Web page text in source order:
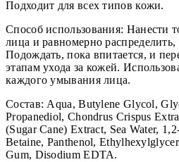
Подходит для всех типов кожи.
Способ использования: Нанести
лица и равномерно распределить,
Подождать, пока впитается, и
этапам ухода за кожей.
каждого умывания лица.
Состав: Aqua, Butylene Glycol,
Propanediol, Chondrus Crispus
(Sugar Cane) Extract, Sea Water,
Betaine, Panthenol,
Gum, Disodium EDTA.